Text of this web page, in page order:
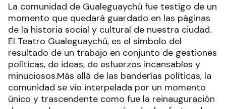
La comunidad de Gualeguaychú fue testigo de un
momento que quedará guardado en las páginas
de la historia social y cultural de nuestra ciudad.
El Teatro Gualeguaychú, es el símbolo del
resultado de un trabajo en conjunto de gestiones
políticas, de ideas, de esfuerzos incansables y
minuciosos.Más allá de las banderías políticas, la
comunidad se vio interpelada por un momento
único y trascendente como fue la reinauguración